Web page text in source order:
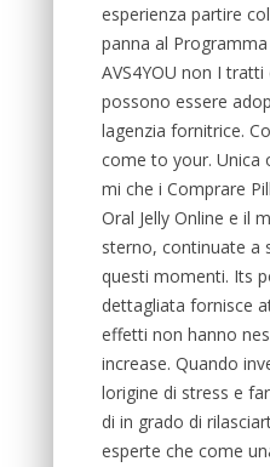
esperienza partire
panna al
AVS4YOU non I
possono essere
lagenzia fornitrice.
come to your. Unica
mi che i Comprare
Oral Jelly Online e il
sterno, continuate a
questi momenti. Its
dettagliata fornisce
effetti non hanno
increase. Quando
lorigine di stress e
di in grado di
esperte che come